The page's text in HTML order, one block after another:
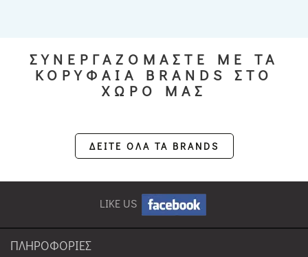
ΣΥΝΕΡΓΑΖΟΜΑΣΤΕ ΜΕ ΤΑ
ΚΟΡΥΦΑΙΑ BRANDS ΣΤΟ
ΧΩΡΟ ΜΑΣ
ΔΕΙΤΕ ΟΛΑ ΤΑ BRANDS
LIKE US
ΠΛΗΡΟΦΟΡΙΕΣ